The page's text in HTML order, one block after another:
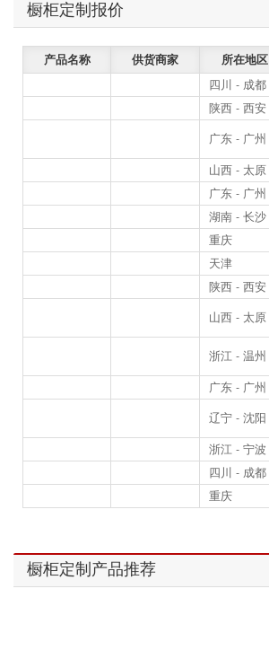
橱柜定制报价
产品名称 供货商家 所在地区
四川 - 成都
陕西 - 西安
广东 - 广州
山西 - 太原
广东 - 广州
湖南 - 长沙
重庆
天津
陕西 - 西安
山西 - 太原
浙江 - 温州
广东 - 广州
辽宁 - 沈阳
浙江 - 宁波
四川 - 成都
重庆
橱柜定制产品推荐